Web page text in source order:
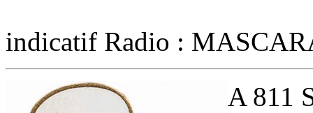
indicatif Radio :
A 811